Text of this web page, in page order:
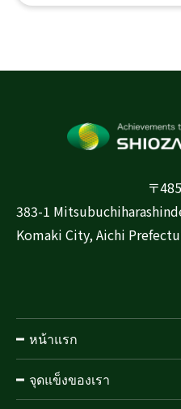
〒
383-1
Komaki City, Aichi
หน้าแรก
จุดแข็งของเรา